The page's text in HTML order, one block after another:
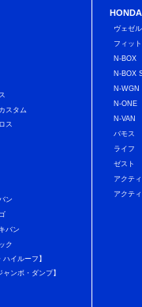
スタム
ス
ン
バン
ク
ハイルーフ】
ャンボ・ダンプ】
HONDA
ヴェゼル
フィット
N-BOX
N-BOX
N-WGN
N-ONE
N-VAN
バモス
ライフ
ゼスト
アクテ
アクテ